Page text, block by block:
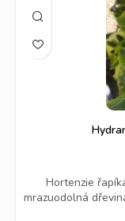
Hortenzie
mrazuodolná